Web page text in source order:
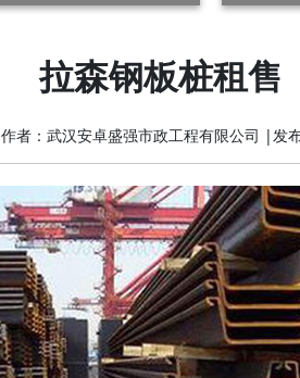
拉森钢板桩租售
作者：武汉安卓盛强市政工程有限公司 | 发